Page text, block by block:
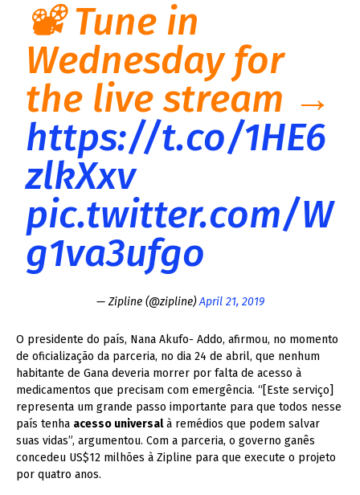
📽 Tune in
Wednesday for
the live stream →
https://t.co/1HE6
zlkXxv
pic.twitter.com/W
g1va3ufgo
— Zipline (@zipline)April 21, 2019
O presidente do país, Nana Akufo- Addo, afirmou, no momento
de oficialização da parceria, no dia 24 de abril, que nenhum
habitante de Gana deveria morrer por falta de acesso à
medicamentos que precisam com emergência. “[Este serviço]
representa um grande passo importante para que todos nesse
país tenha acesso universalà remédios que podem salvar
suas vidas”, argumentou. Com a parceria, o governo ganês
concedeu US$12 milhões à Zipline para que execute o projeto
por quatro anos.